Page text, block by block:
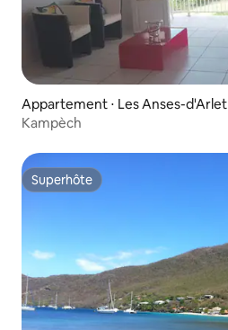
Appartement ⋅ Les Anses-d'Arlet
Kampèch
Superhôte
Superhôte